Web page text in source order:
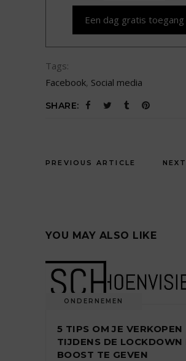
Een dag gratis toegang
Tags:
Facebook, Social media
SHARE:
PREVIOUS ARTICLE
YOU MAY ALSO LIKE
ONDERNEMEN
5 TIPS OM JE VERKOPEN
TIJDENS DE LOCKDOWN
BOOST TE GEVEN